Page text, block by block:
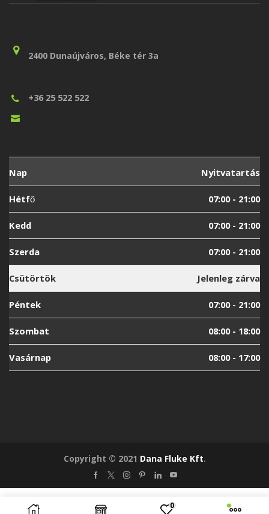
2400 Dunaújváros, Béke tér 3a
+36 25 522 522
Nap Nyitvatartás
Hétfő 07:00 - 21:00
Kedd 07:00 - 21:00
Szerda 07:00 - 21:00
Csütörtök Jelenleg zárva
Péntek 07:00 - 21:00
Szombat 08:00 - 18:00
Vasárnap 08:00 - 17:00
Copyright © 2021 Dana Fluke Kft.
Facebook
TwitterInstagram
Pinterest
LinkedinYoutube
0